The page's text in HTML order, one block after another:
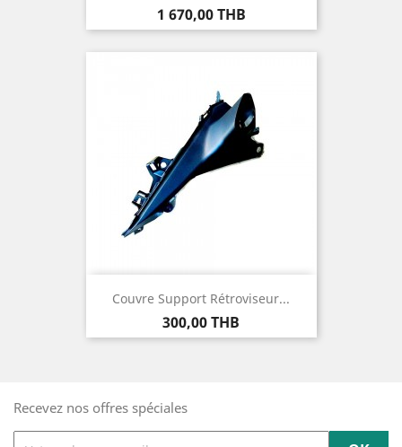
Prix
1 670,00 THB
Couvre Support Rétroviseur...
Prix
300,00 THB
Recevez nos offres spéciales